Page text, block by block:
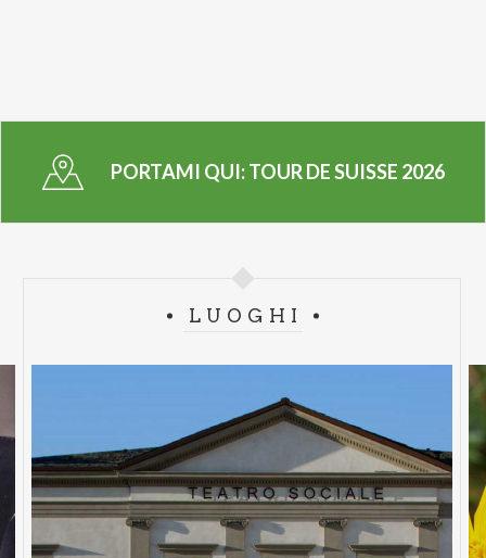
PORTAMI QUI:TOUR DE SUISSE 2026
LUOGHI